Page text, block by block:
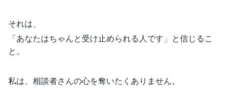
それは、
「あなたはちゃんと受け止められる人です」と信じるこ
と。
私は、相談者さんの心を奪いたくありません。